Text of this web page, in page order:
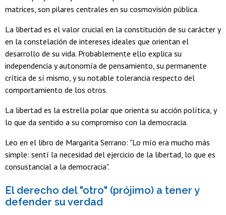
matrices, son pilares centrales en su cosmovisión pública.
La libertad es el valor crucial en la constitución de su carácter y
en la constelación de intereses ideales que orientan el
desarrollo de su vida. Probablemente ello explica su
independencia y autonomía de pensamiento, su permanente
crítica de sí mismo, y su notable tolerancia respecto del
comportamiento de los otros.
La libertad es la estrella polar que orienta su acción política, y
lo que da sentido a su compromiso con la democracia.
Leo en el libro de Margarita Serrano: "Lo mío era mucho más
simple: sentí la necesidad del ejercicio de la libertad, lo que es
consustancial a la democracia".
El derecho del "otro" (prójimo) a tener y
defender su verdad